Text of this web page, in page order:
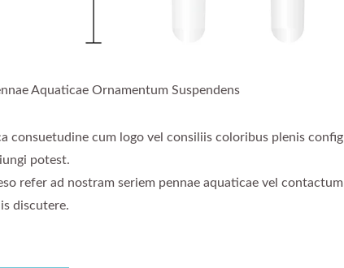
Aquaticae Ornamentum Suspendens
consuetudine cum logo vel consiliis coloribus plenis
potest.
refer ad nostram seriem pennae aquaticae vel
discutere.